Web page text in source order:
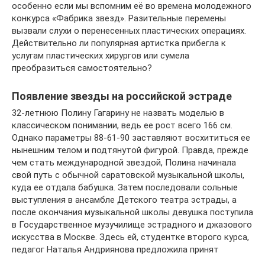
особенно если мы вспомним её во времена молодежного
конкурса «Фабрика звезд». Разительные перемены
вызвали слухи о перенесенных пластических операциях.
Действительно ли популярная артистка прибегла к
услугам пластических хирургов или сумела
преобразиться самостоятельно?
Появление звезды на российской эстраде
32-летнюю Полину Гагарину не назвать моделью в
классическом понимании, ведь ее рост всего 166 см.
Однако параметры 88-61-90 заставляют восхититься ее
нынешним телом и подтянутой фигурой. Правда, прежде
чем стать международной звездой, Полина начинала
свой путь с обычной саратовской музыкальной школы,
куда ее отдала бабушка. Затем последовали сольные
выступления в ансамбле Детского театра эстрады, а
после окончания музыкальной школы девушка поступила
в Государственное музучилище эстрадного и джазового
искусства в Москве. Здесь ей, студентке второго курса,
педагог Наталья Андриянова предложила принят